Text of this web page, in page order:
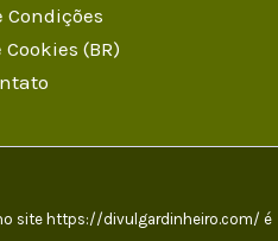
Condições
(BR)
site https://divulgardinheiro.com/ é